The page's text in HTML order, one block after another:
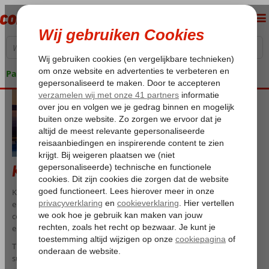
Pakketgarantie
Kipriotis Hotels
Kipriotis Hotels is een Griekse hotelketen op Kos met vakantiehotels
en resorts waar ontspanning, comfort en een fijne ligging aan zee
centraal staan. De accommodaties liggen aan de oostkust van het
eiland, dichtbij strand en op korte afstand van Kos-stad.
Tijdens je verblijf bij Kipriotis geniet je van verzorgde kamers of
suites, gastvrije service en faciliteiten die je vakantie zorgeloos